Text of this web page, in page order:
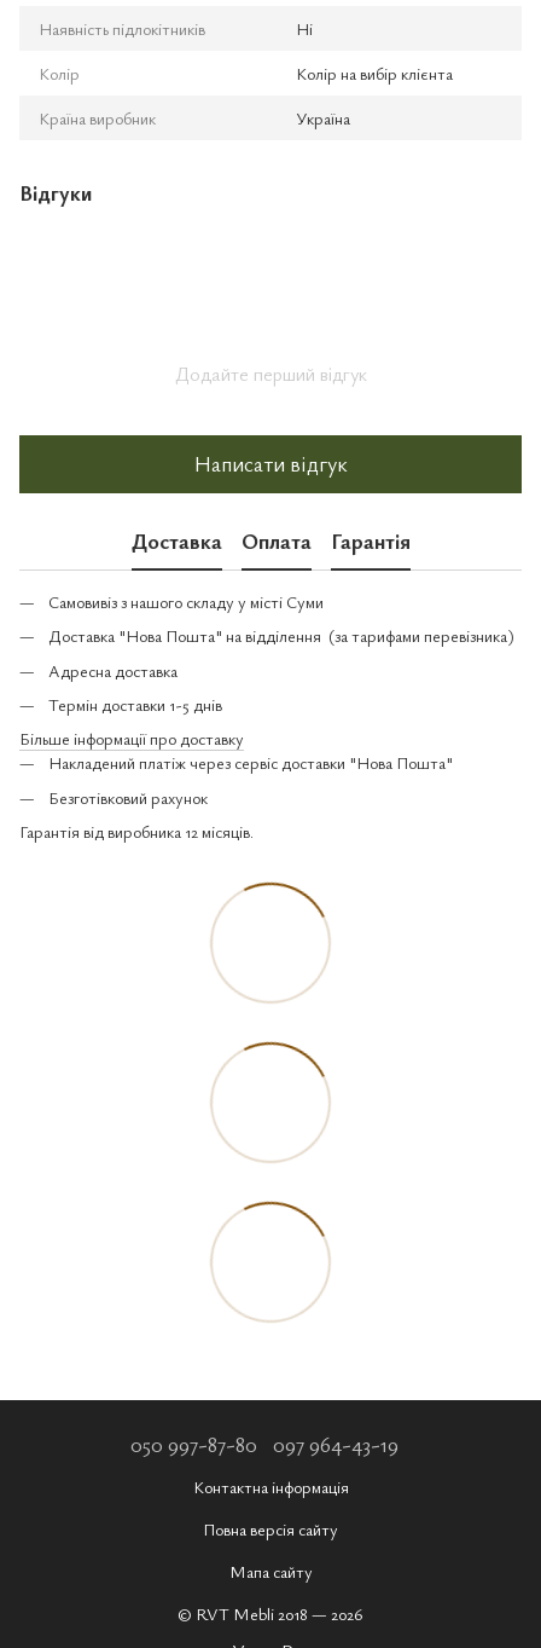
Наявність підлокітників
Ні
Колір
Колір на вибір клієнта
Країна виробник
Україна
Відгуки
Додайте перший відгук
Написати відгук
Доставка Оплата Гарантія
Самовивіз з нашого складу у місті Суми
Доставка "Нова Пошта" на відділення (за тарифами перевізника)
Адресна доставка
Термін доставки 1-5 днів
Більше інформації про доставку
Накладений платіж через сервіс доставки "Нова Пошта"
Безготівковий рахунок
Гарантія від виробника 12 місяців.
050 997-87-80 097 964-43-19
Контактна інформація
Повна версія сайту
Мапа сайту
© RVT Mebli 2018 — 2026